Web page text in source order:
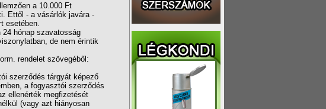
a 10.000 Ft
Ettől - a vásárlók javára -
esetében.
hónap szavatosság
de nem érintik
rendelet szövegéből:
szerződés tárgyát képező
a fogyasztói szerződés
ellenérték megfizetését
(vagy azt hiányosan